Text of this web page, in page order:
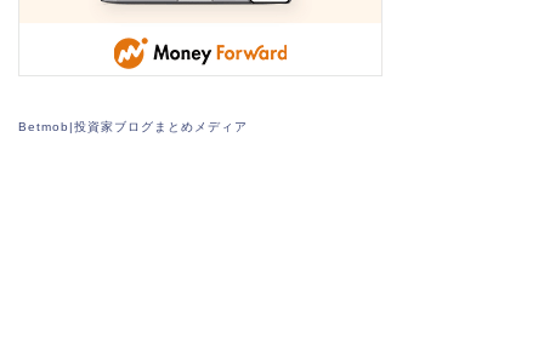
Betmob|投資家ブログまとめメディア